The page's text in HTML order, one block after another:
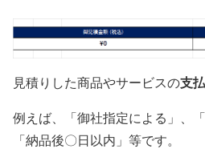
見積りした商品やサービスの支
例えば、「御社指定による」、
「納品後〇日以内」等です。